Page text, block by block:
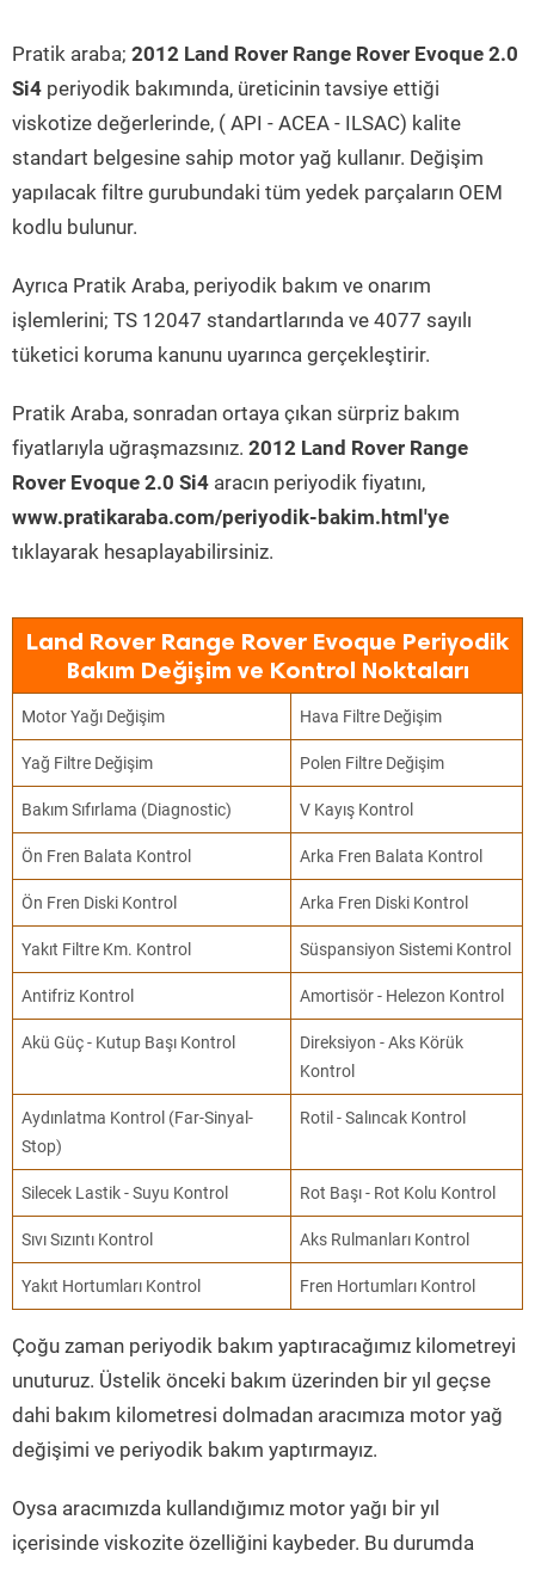
Pratik araba; 2012 Land Rover Range Rover Evoque 2.0
Si4 periyodik bakımında, üreticinin tavsiye ettiği
viskotize değerlerinde, ( API - ACEA - ILSAC) kalite
standart belgesine sahip motor yağ kullanır. Değişim
yapılacak filtre gurubundaki tüm yedek parçaların OEM
kodlu bulunur.
Ayrıca Pratik Araba, periyodik bakım ve onarım
işlemlerini; TS 12047 standartlarında ve 4077 sayılı
tüketici koruma kanunu uyarınca gerçekleştirir.
Pratik Araba, sonradan ortaya çıkan sürpriz bakım
fiyatlarıyla uğraşmazsınız. 2012 Land Rover Range
Rover Evoque 2.0 Si4 aracın periyodik fiyatını,
www.pratikaraba.com/periyodik-bakim.html'ye
tıklayarak hesaplayabilirsiniz.
Land Rover Range Rover Evoque Periyodik
Bakım Değişim ve Kontrol Noktaları
Motor Yağı Değişim Hava Filtre Değişim
Yağ Filtre Değişim Polen Filtre Değişim
Bakım Sıfırlama (Diagnostic) V Kayış Kontrol
Ön Fren Balata Kontrol Arka Fren Balata Kontrol
Ön Fren Diski Kontrol Arka Fren Diski Kontrol
Yakıt Filtre Km. Kontrol Süspansiyon Sistemi Kontrol
Antifriz Kontrol Amortisör - Helezon Kontrol
Akü Güç - Kutup Başı Kontrol
Direksiyon - Aks Körük
Kontrol
Aydınlatma Kontrol (Far-Sinyal-
Stop)
Rotil - Salıncak Kontrol
Silecek Lastik - Suyu Kontrol Rot Başı - Rot Kolu Kontrol
Sıvı Sızıntı Kontrol Aks Rulmanları Kontrol
Yakıt Hortumları Kontrol Fren Hortumları Kontrol
Çoğu zaman periyodik bakım yaptıracağımız kilometreyi
unuturuz. Üstelik önceki bakım üzerinden bir yıl geçse
dahi bakım kilometresi dolmadan aracımıza motor yağ
değişimi ve periyodik bakım yaptırmayız.
Oysa aracımızda kullandığımız motor yağı bir yıl
içerisinde viskozite özelliğini kaybeder. Bu durumda